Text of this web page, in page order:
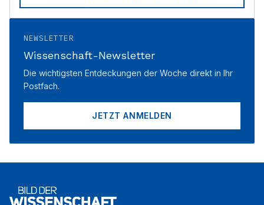
NEWSLETTER
Wissenschaft-Newsletter
Die wichtigsten Entdeckungen der Woche direkt in Ihr
Postfach.
JETZT ANMELDEN